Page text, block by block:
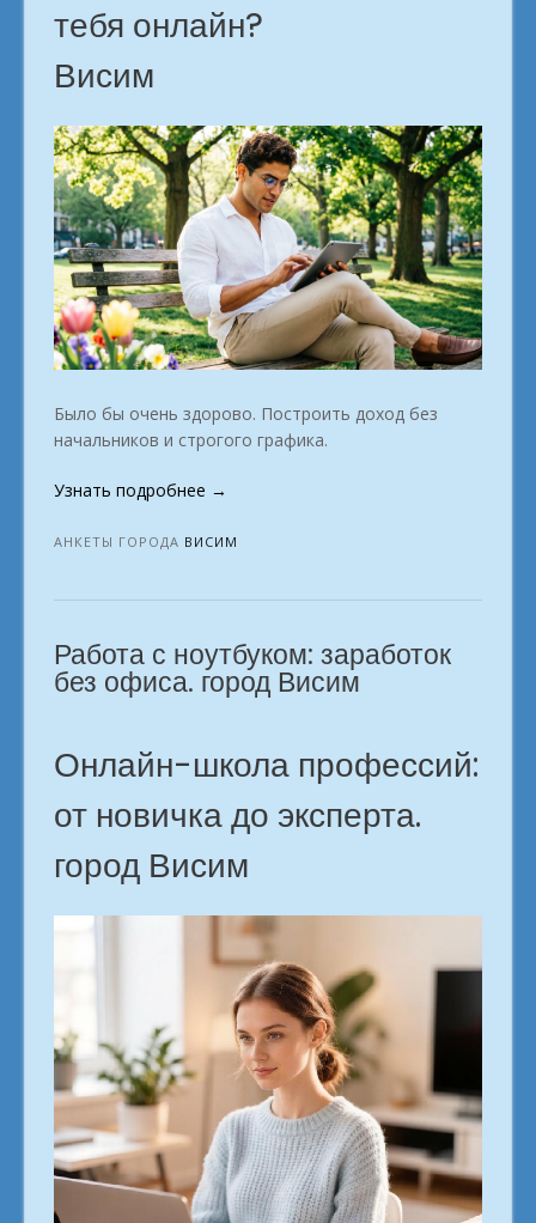
тебя онлайн?
Висим
Было бы очень здорово. Построить доход без
начальников и строгого графика.
Узнать подробнее «Кем
на
г.
→
АНКЕТЫ ГОРОДА ВИСИМ
Работа с ноутбуком: заработок
без офиса. город Висим
Онлайн-школа профессий:
от новичка до эксперта.
город Висим